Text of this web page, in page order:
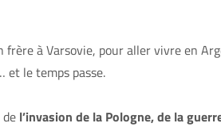
à Varsovie, pour aller vivre en
et le temps passe.
l’invasion de la Pologne, de la